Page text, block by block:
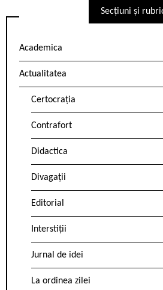
Secțiuni și
Academica
Actualitatea
Certocrația
Contrafort
Didactica
Divagații
Editorial
Interstiții
Jurnal de idei
La ordinea zilei